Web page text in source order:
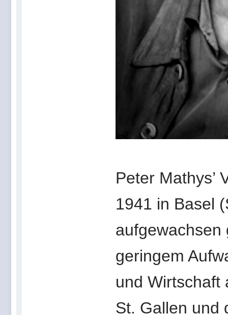
Peter Mathys’
1941 in Basel
aufgewachsen
geringem
und Wirtschaft
St. Gallen und